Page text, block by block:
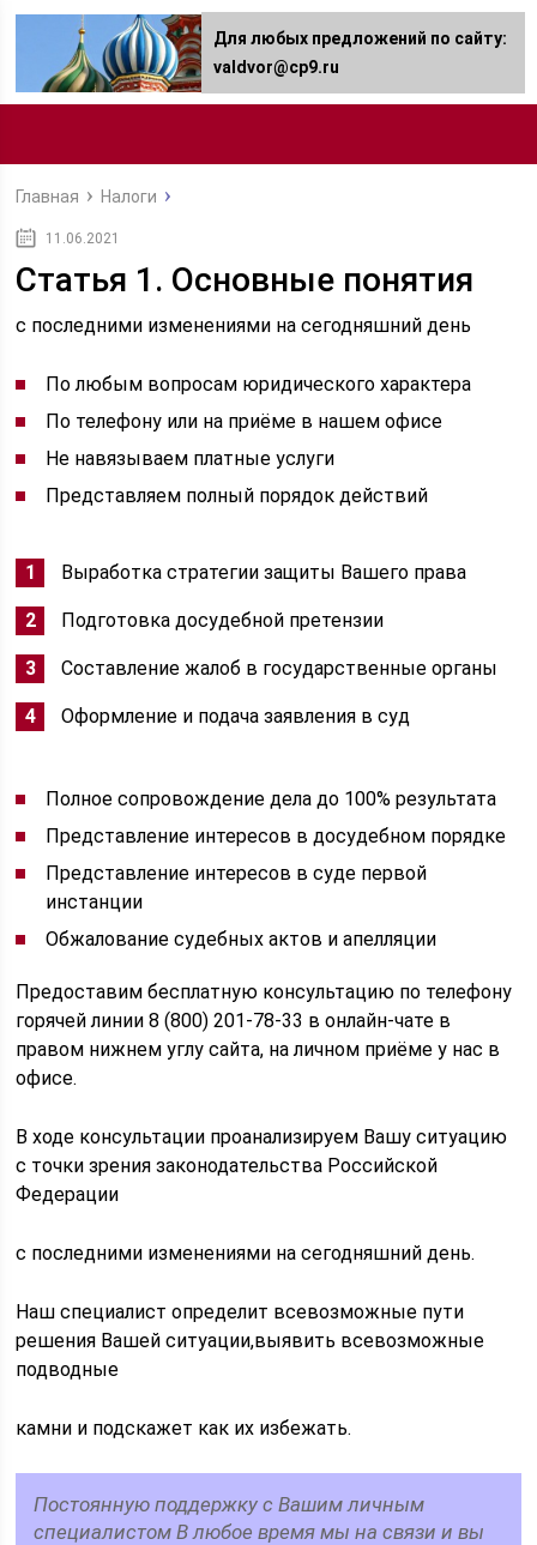
Главная Налоги
11.06.2021
Статья 1. Основные понятия
с последними изменениями на сегодняшний день
По любым вопросам юридического характера
По телефону или на приёме в нашем офисе
Не навязываем платные услуги
Представляем полный порядок действий
Выработка стратегии защиты Вашего права
Подготовка досудебной претензии
Составление жалоб в государственные органы
Оформление и подача заявления в суд
Полное сопровождение дела до 100% результата
Представление интересов в досудебном порядке
Представление интересов в суде первой
инстанции
Обжалование судебных актов и апелляции
Предоставим бесплатную консультацию по телефону
горячей линии 8 (800) 201-78-33 в онлайн-чате в
правом нижнем углу сайта, на личном приёме у нас в
офисе.
В ходе консультации проанализируем Вашу ситуацию
с точки зрения законодательства Российской
Федерации
с последними изменениями на сегодняшний день.
Наш специалист определит всевозможные пути
решения Вашей ситуации,выявить всевозможные
подводные
камни и подскажет как их избежать.
Постоянную поддержку с Вашим личным
специалистом В любое время мы на связи и вы
Для любых предложений по сайту:
valdvor@cp9.ru